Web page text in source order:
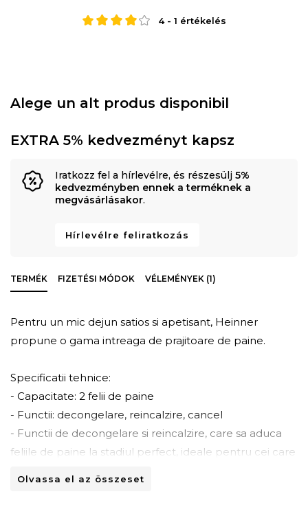
4- 1 értékelés
Alege un alt produs disponibil
EXTRA 5% kedvezményt kapsz
Iratkozz fel a hírlevélre, és részesülj 5%
kedvezményben ennek a terméknek a
megvásárlásakor.
Hírlevélre feliratkozás
TERMÉK FIZETÉSI MÓDOK VÉLEMÉNYEK (1)
Pentru un mic dejun satios si apetisant, Heinner
propune o gama intreaga de prajitoare de paine.
Specificatii tehnice:
- Capacitate: 2 felii de paine
- Functii: decongelare, reincalzire, cancel
- Functii de decongelare si reincalzire, care sa aduca
feliile de paine la stadiul perfect, ideale pentru cei care
Olvassa el az összeset